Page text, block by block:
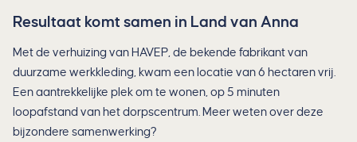
Resultaat komt samen in Land van Anna
Met de verhuizing van HAVEP, de bekende fabrikant van
duurzame werkkleding, kwam een locatie van 6 hectaren vrij.
Een aantrekkelijke plek om te wonen, op 5 minuten
loopafstand van het dorpscentrum. Meer weten over deze
bijzondere samenwerking?